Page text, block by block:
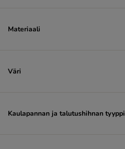
Materiaali
Väri
Kaulapannan ja talutushihnan tyyppi